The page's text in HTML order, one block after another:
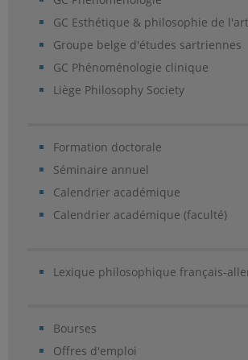
GC Esthétique & philosophie de l'art
Groupe belge d'études sartriennes
GC Phénoménologie clinique
Liège Philosophy Society
Formation doctorale
Séminaire annuel
Calendrier académique
Calendrier académique (faculté)
Lexique philosophique français-
Bourses
Offres d'emploi